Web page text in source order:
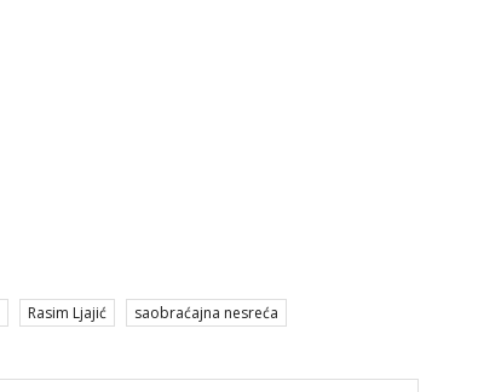
Rasim Ljajić saobraćajna nesreća